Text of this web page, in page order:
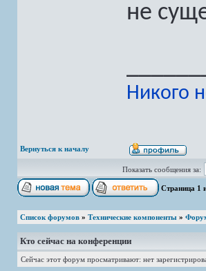
не
Никого
Вернуться к началу
Показать сообщения за:
Страница 1
Список форумов » Технические компоненты »
Кто сейчас на конференции
Сейчас этот форум просматривают: нет